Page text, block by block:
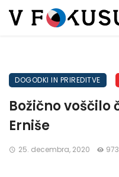
DOGODKI IN PRIREDITVE
Božično
Erniše
25. decembra, 2020